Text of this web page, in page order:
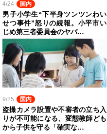
4/24 国内
男子小学生“下半身ツンツンわい
せつ事件”怒りの続報。小平市い
じめ第三者委員会のヤバ…
9/25 国内
盗撮カメラ設置や不審者の立ち入
りが不可能になる、変態教師ども
から子供を守る「確実な…